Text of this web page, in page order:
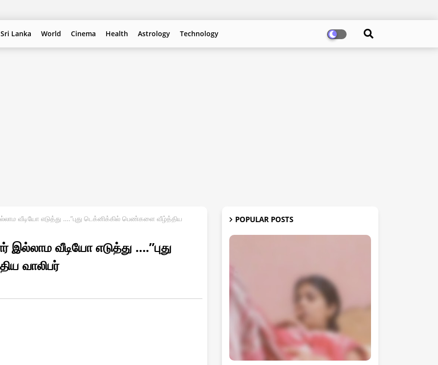
Sri Lanka World Cinema Health Astrology Technology
இல்லாம வீடியோ எடுத்து ….”புது டெக்னிக்கில் பெண்களை வீழ்த்திய
இல்லாம வீடியோ எடுத்து ….”புது
வாலிபர்
POPULAR POSTS